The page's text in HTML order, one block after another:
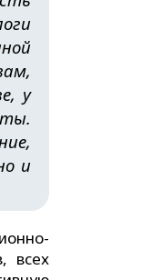
у
и
всех